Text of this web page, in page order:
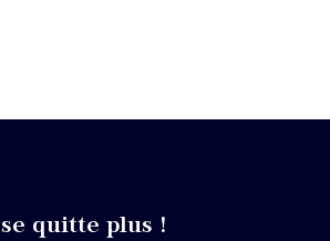
quitte plus !